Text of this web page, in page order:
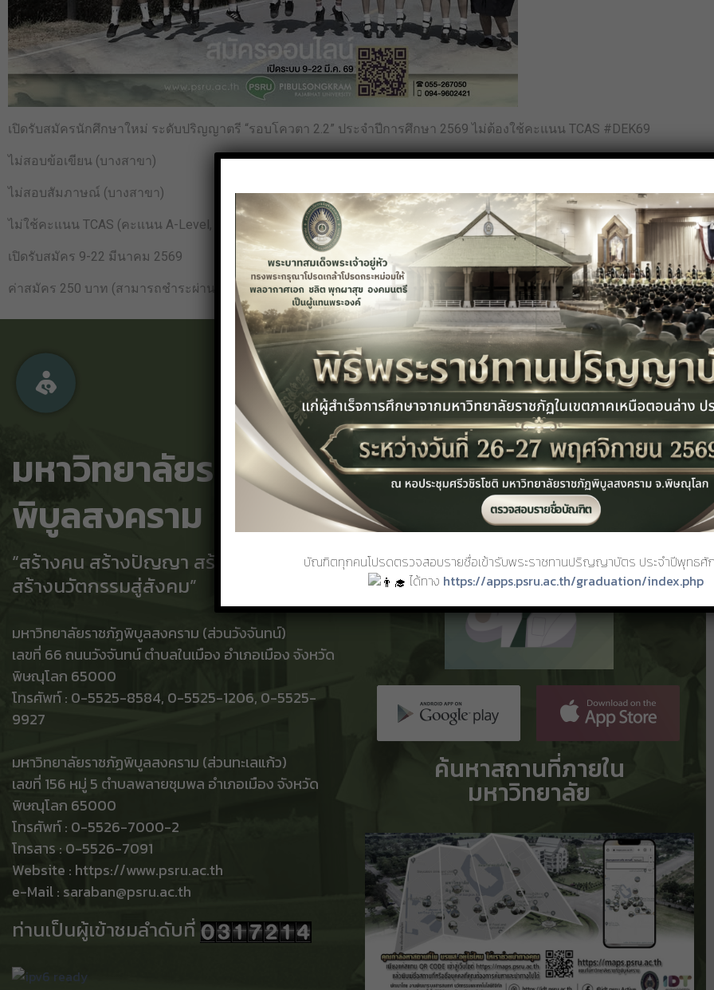
เปิดรับสมัครนักศึกษาใหม่ ระดับปริญญาตรี “รอบโควตา 2.2” ประจำปีการศึกษา 2569 ไม่ต้องใช้คะแนน TCAS #DEK69
ไม่สอบข้อเขียน (บางสาขา)
ไม่สอบสัมภาษณ์ (บางสาขา)
ไม่ใช้คะแนน TCAS (คะแนน A-Level, TGAT, TPAT)
เปิดรับสมัคร 9-22 มีนาคม 2569
ค่าสมัคร 250 บาท (สามารถชำระผ่านเคาร์เตอร์เซอวิสทั่วประเทศ และ แอปพลิเคชั่นธนาคารกรุงเทพ และกรุงไทย) สอบถาม โทร.
มหาวิทยาลัยราชภัฏ
พิบูลสงคราม
“สร้างคน สร้างปัญญา สร้างเทคโนโลยี
สร้างนวัตกรรมสู่สังคม”
มหาวิทยาลัยราชภัฏพิบูลสงคราม (ส่วนวังจันทน์)
เลขที่ 66 ถนนวังจันทน์ ตำบลในเมือง อำเภอเมือง จังหวัด
พิษณุโลก 65000
โทรศัพท์ : 0-5525-8584, 0-5525-1206, 0-5525-
9927
มหาวิทยาลัยราชภัฏพิบูลสงคราม (ส่วนทะเลแก้ว)
เลขที่ 156 หมู่ 5 ตำบลพลายชุมพล อำเภอเมือง จังหวัด
พิษณุโลก 65000
โทรศัพท์ : 0-5526-7000-2
โทรสาร : 0-5526-7091
Website : https://www.psru.ac.th
e-Mail : saraban@psru.ac.th
ท่านเป็นผู้เข้าชมลำดับที่
แอปพลิเคชันสำหรับนักศึกษา
ค้นหาสถานที่ภายใน
มหาวิทยาลัย
บัณฑิตทุกคนโปรดตรวจสอบรายชื่อเข้ารับพระราชทานปริญญาบัตร ประจำปีพุทธศั
ได้ทาง https://apps.psru.ac.th/graduation/index.php